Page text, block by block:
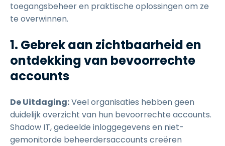
toegangsbeheer en praktische oplossingen om ze
te overwinnen.
1. Gebrek aan zichtbaarheid en
ontdekking van bevoorrechte
accounts
De Uitdaging:Veel organisaties hebben geen
duidelijk overzicht van hun bevoorrechte accounts.
Shadow IT, gedeelde inloggegevens en niet-
gemonitorde beheerdersaccounts creëren